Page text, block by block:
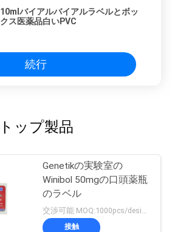
10mlバイアルバイアルラベルとボッ
クス医薬品白いPVC
続行
トップ製品
Genetikの実験室の
Winibol 50mgの口頭薬瓶
のラベル
接触